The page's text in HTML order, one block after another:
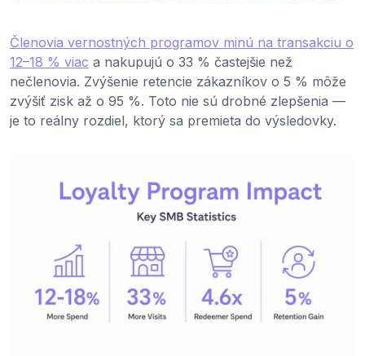
Členovia vernostných programov minú na transakciu o
12–18 % viac a nakupujú o 33 % častejšie než
nečlenovia. Zvýšenie retencie zákazníkov o 5 % môže
zvýšiť zisk až o 95 %. Toto nie sú drobné zlepšenia —
je to reálny rozdiel, ktorý sa premieta do výsledovky.